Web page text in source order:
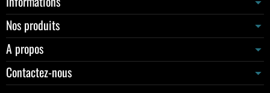
Nos produits
A propos
Contactez-nous